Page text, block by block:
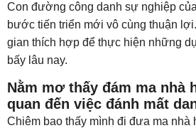
Con đường công danh sự nghiệp
bước tiến triển mới vô cùng thuận
gian thích hợp để thực hiện những
bấy lâu nay.
Nằm mơ thấy đám ma nhà
quan đến việc đánh mất
Chiêm bao thấy mình đi đưa ma nhà